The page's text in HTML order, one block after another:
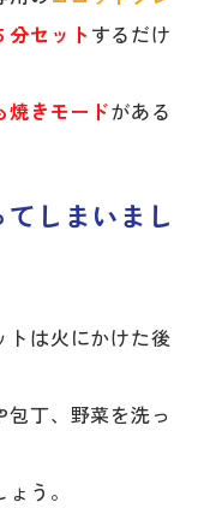
分セットするだけ
焼きモードがある
しまいまし
トは火にかけた後
丁、野菜を洗っ
う。